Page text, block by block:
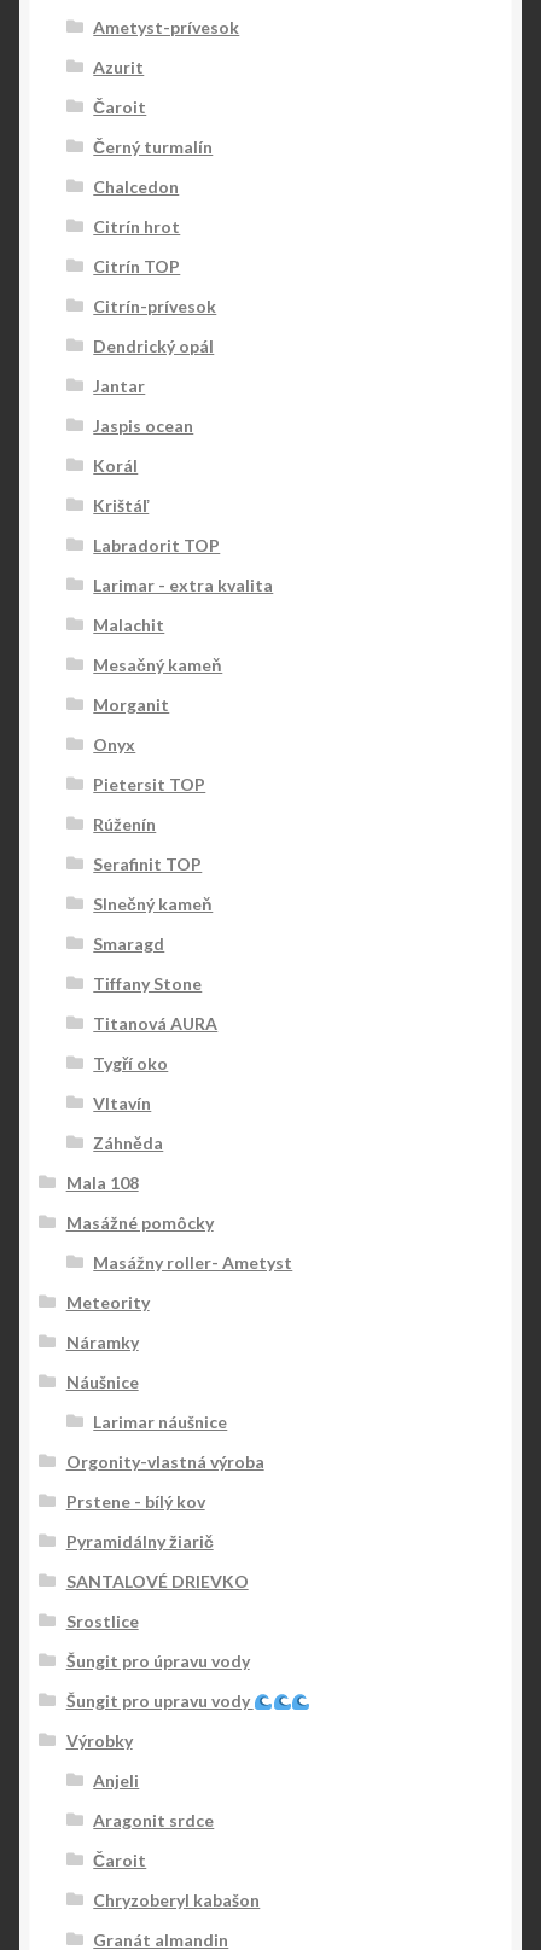
Ametyst-prívesok
Azurit
Čaroit
Černý turmalín
Chalcedon
Citrín hrot
Citrín TOP
Citrín-prívesok
Dendrický opál
Jantar
Jaspis ocean
Korál
Krištáľ
Labradorit TOP
Larimar - extra kvalita
Malachit
Mesačný kameň
Morganit
Onyx
Pietersit TOP
Rúženín
Serafinit TOP
Slnečný kameň
Smaragd
Tiffany Stone
Titanová AURA
Tygří oko
Vltavín
Záhněda
Mala 108
Masážné pomôcky
Masážny roller- Ametyst
Meteority
Náramky
Náušnice
Larimar náušnice
Orgonity-vlastná výroba
Prstene - bílý kov
Pyramidálny žiarič
SANTALOVÉ DRIEVKO
Srostlice
Šungit pro úpravu vody
Šungit pro upravu vody
Výrobky
Anjeli
Aragonit srdce
Čaroit
Chryzoberyl kabašon
Granát almandin